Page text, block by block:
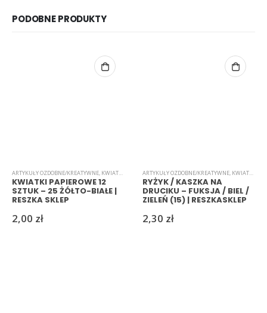
PODOBNE PRODUKTY
ARTYKUŁY OZDOBNE/KREATYWNE, KWIATKI PAPIEROWE
KWIATKI PAPIEROWE 12
SZTUK – 25 ŻÓŁTO-BIAŁE |
RESZKA SKLEP
2,00 zł
ARTYKUŁY OZDOBNE/KREATYWNE, KWIATKI
RYŻYK / KASZKA NA
DRUCIKU – FUKSJA / BIEL /
ZIELEŃ (15) | RESZKASKLEP
2,30 zł